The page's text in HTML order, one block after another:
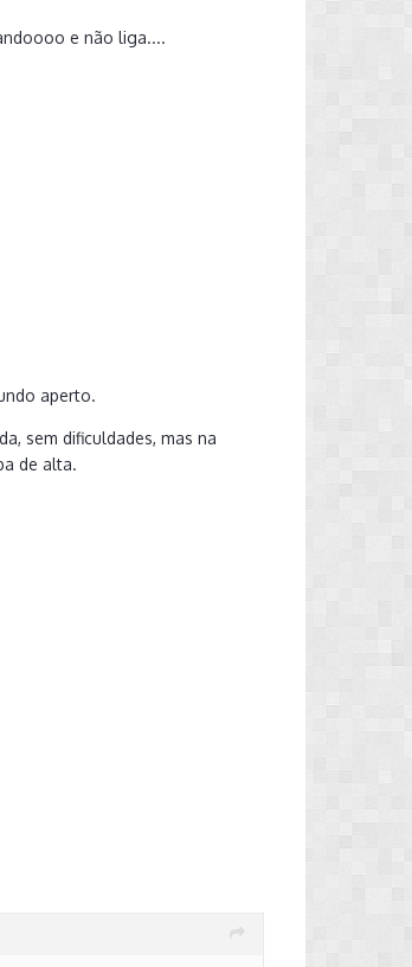
e não liga....
aperto.
sem dificuldades, mas na
de alta.